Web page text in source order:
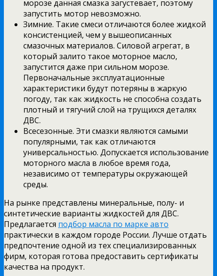
морозе данная смазка загустевает, поэтому
запустить мотор невозможно.
Зимние. Такие смеси отличаются более жидкой
консистенцией, чем у вышеописанных
смазочных материалов. Силовой агрегат, в
который залито такое моторное масло,
запустится даже при сильном морозе.
Первоначальные эксплуатационные
характеристики будут потеряны в жаркую
погоду, так как жидкость не способна создать
плотный и тягучий слой на трущихся деталях
ДВС.
Всесезонные. Эти смазки являются самыми
популярными, так как отличаются
универсальностью. Допускается использование
моторного масла в любое время года,
независимо от температуры окружающей
среды.
На рынке представлены минеральные, полу- и
синтетические варианты жидкостей для ДВС.
Предлагается подбор масла по марке авто
практически в каждом городе России. Лучше отдать
предпочтение одной из тех специализированных
фирм, которая готова предоставить сертификаты
качества на продукт.